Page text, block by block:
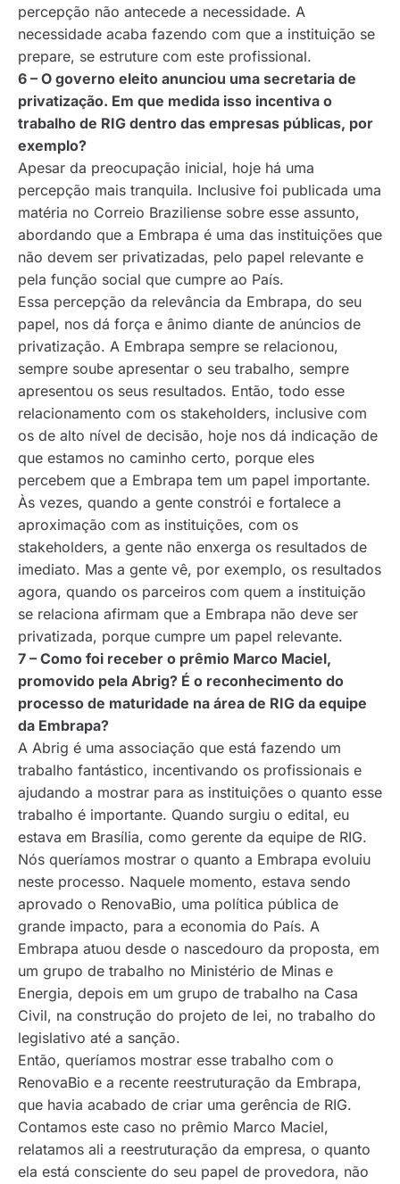
percepção não antecede a necessidade. A
necessidade acaba fazendo com que a instituição se
prepare, se estruture com este profissional.
6 – O governo eleito anunciou uma secretaria de
privatização. Em que medida isso incentiva o
trabalho de RIG dentro das empresas públicas, por
exemplo?
Apesar da preocupação inicial, hoje há uma
percepção mais tranquila. Inclusive foi publicada uma
matéria no Correio Braziliense sobre esse assunto,
abordando que a Embrapa é uma das instituições que
não devem ser privatizadas, pelo papel relevante e
pela função social que cumpre ao País.
Essa percepção da relevância da Embrapa, do seu
papel, nos dá força e ânimo diante de anúncios de
privatização. A Embrapa sempre se relacionou,
sempre soube apresentar o seu trabalho, sempre
apresentou os seus resultados. Então, todo esse
relacionamento com os stakeholders, inclusive com
os de alto nível de decisão, hoje nos dá indicação de
que estamos no caminho certo, porque eles
percebem que a Embrapa tem um papel importante.
Às vezes, quando a gente constrói e fortalece a
aproximação com as instituições, com os
stakeholders, a gente não enxerga os resultados de
imediato. Mas a gente vê, por exemplo, os resultados
agora, quando os parceiros com quem a instituição
se relaciona afirmam que a Embrapa não deve ser
privatizada, porque cumpre um papel relevante.
7 – Como foi receber o prêmio Marco Maciel,
promovido pela Abrig? É o reconhecimento do
processo de maturidade na área de RIG da equipe
da Embrapa?
A Abrig é uma associação que está fazendo um
trabalho fantástico, incentivando os profissionais e
ajudando a mostrar para as instituições o quanto esse
trabalho é importante. Quando surgiu o edital, eu
estava em Brasília, como gerente da equipe de RIG.
Nós queríamos mostrar o quanto a Embrapa evoluiu
neste processo. Naquele momento, estava sendo
aprovado o RenovaBio, uma política pública de
grande impacto, para a economia do País. A
Embrapa atuou desde o nascedouro da proposta, em
um grupo de trabalho no Ministério de Minas e
Energia, depois em um grupo de trabalho na Casa
Civil, na construção do projeto de lei, no trabalho do
legislativo até a sanção.
Então, queríamos mostrar esse trabalho com o
RenovaBio e a recente reestruturação da Embrapa,
que havia acabado de criar uma gerência de RIG.
Contamos este caso no prêmio Marco Maciel,
relatamos ali a reestruturação da empresa, o quanto
ela está consciente do seu papel de provedora, não